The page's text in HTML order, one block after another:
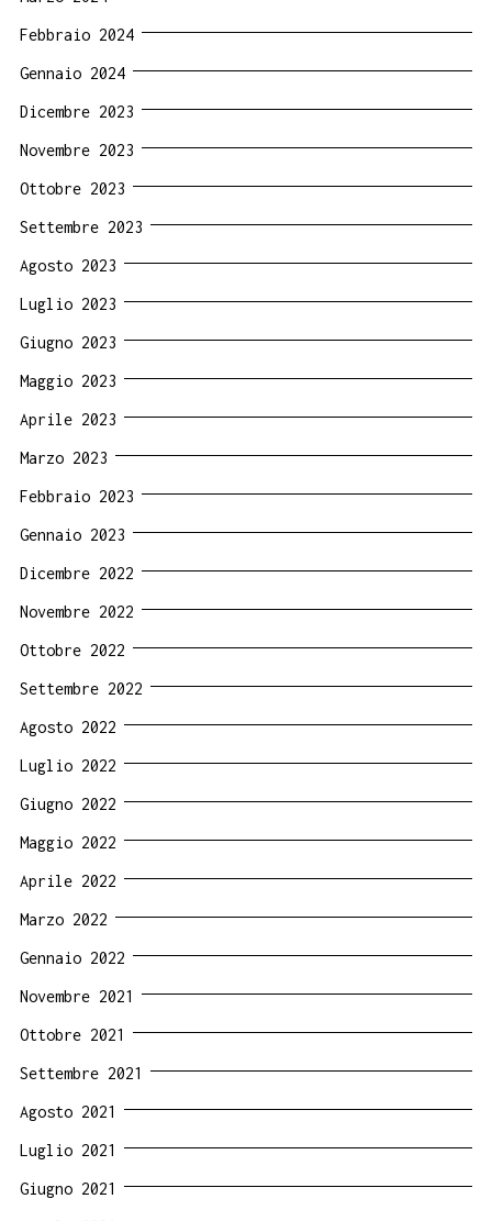
Febbraio 2024
Gennaio 2024
Dicembre 2023
Novembre 2023
Ottobre 2023
Settembre 2023
Agosto 2023
Luglio 2023
Giugno 2023
Maggio 2023
Aprile 2023
Marzo 2023
Febbraio 2023
Gennaio 2023
Dicembre 2022
Novembre 2022
Ottobre 2022
Settembre 2022
Agosto 2022
Luglio 2022
Giugno 2022
Maggio 2022
Aprile 2022
Marzo 2022
Gennaio 2022
Novembre 2021
Ottobre 2021
Settembre 2021
Agosto 2021
Luglio 2021
Giugno 2021